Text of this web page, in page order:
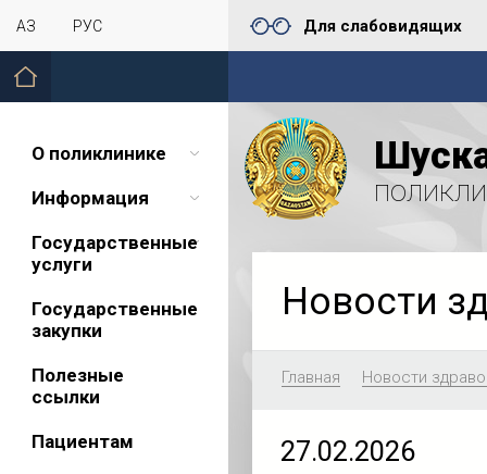
ҚАЗ РУС Для слабовидящих
О поликлинике
Информация
Государственные
услуги
Государственные
закупки
Полезные
ссылки
Пациентам
Новости
Главная Новости
27.02.2026